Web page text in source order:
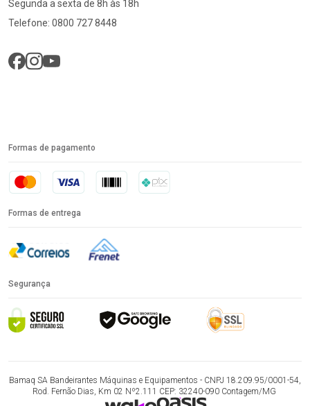
Segunda a sexta de 8h às 18h
Telefone: 0800 727 8448
Formas de pagamento
Formas de entrega
Segurança
Bamaq SA Bandeirantes Máquinas e Equipamentos - CNPJ 18.209.95/0001-54,
Rod. Fernão Dias, Km 02 Nº2.111 CEP: 32240-090 Contagem/MG